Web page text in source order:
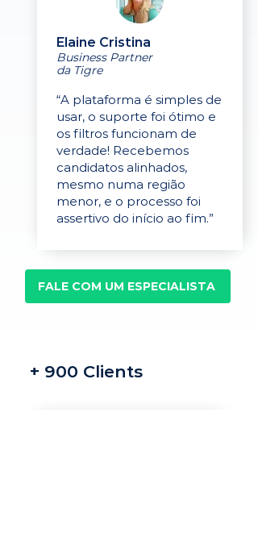
Elaine Cristina
Business Partner
da Tigre
“A plataforma é simples de
usar, o suporte foi ótimo e
os filtros funcionam de
verdade! Recebemos
candidatos alinhados,
mesmo numa região
menor, e o processo foi
assertivo do início ao fim.”
FALE COM UM ESPECIALISTA
+ 900 Clients